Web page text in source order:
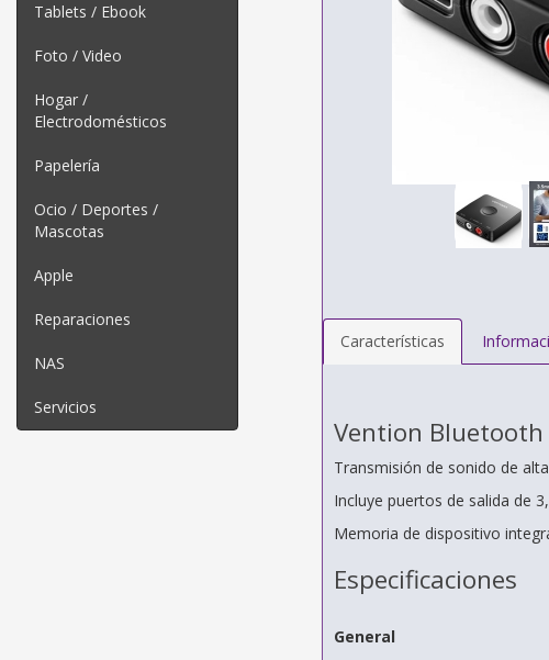
Tablets / Ebook
Foto / Video
Hogar /
Electrodomésticos
Papelería
Ocio / Deportes /
Mascotas
Apple
Reparaciones
NAS
Servicios
Características
Vention Bluetooth
Transmisión de sonido de
Incluye puertos de salida de
Memoria de dispositivo
Especificaciones
General